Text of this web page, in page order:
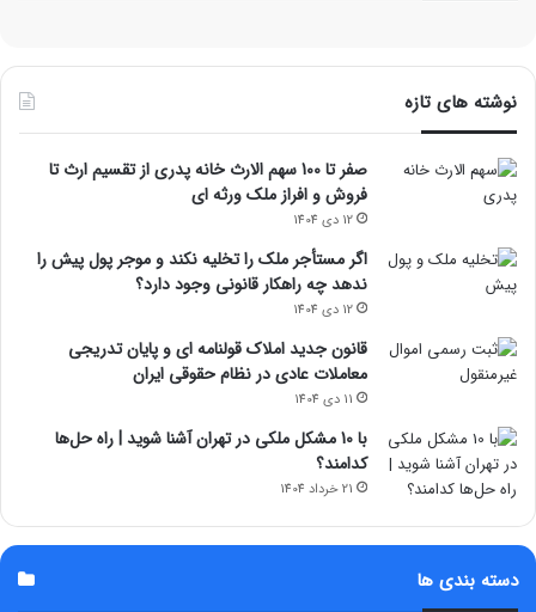
نوشته های تازه
صفر تا 100 سهم الارث خانه پدری از تقسیم ارث تا
فروش و افراز ملک ورثه ای
12 دی 1404
اگر مستأجر ملک را تخلیه نکند و موجر پول پیش را
ندهد چه راهکار قانونی وجود دارد؟
12 دی 1404
قانون جدید املاک قولنامه ای و پایان تدریجی
معاملات عادی در نظام حقوقی ایران
11 دی 1404
با 10 مشکل ملکی در تهران آشنا شوید | راه حل‌ها
کدامند؟
21 خرداد 1404
دسته بندی ها